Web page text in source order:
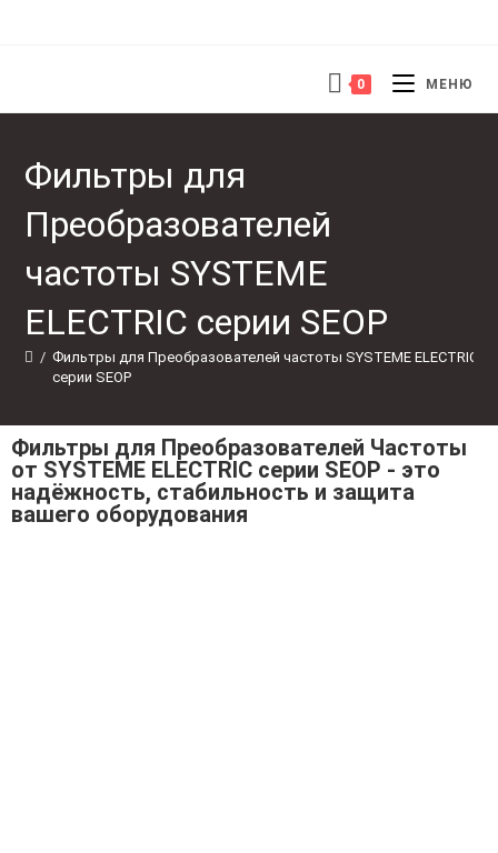
0 МЕНЮ
Фильтры для
Преобразователей
частоты SYSTEME
ELECTRIC серии SEOP
/ Фильтры для Преобразователей частоты SYSTEME ELECTRIC
серии SEOP
Фильтры для Преобразователей Частоты
от SYSTEME ELECTRIC серии SEOP - это
надёжность, стабильность и защита
вашего оборудования